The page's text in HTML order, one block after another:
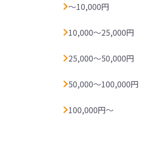
〜10,000円
10,000〜25,000円
25,000〜50,000円
50,000〜100,000円
100,000円〜